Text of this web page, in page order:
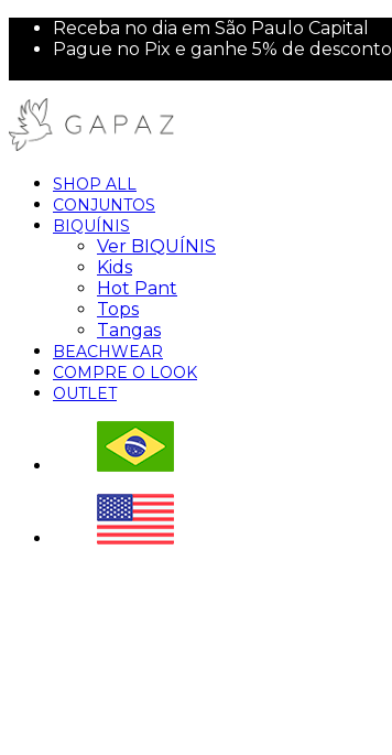
Receba no dia em São Paulo Capital
Pague no Pix e ganhe 5% de desconto
SHOP ALL
CONJUNTOS
BIQUÍNIS
Ver BIQUÍNIS
Kids
Hot Pant
Tops
Tangas
BEACHWEAR
COMPRE O LOOK
OUTLET